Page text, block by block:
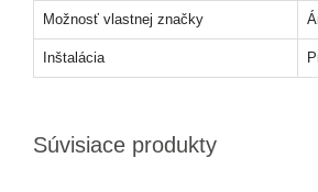
Možnosť vlastnej značky
Inštalácia
Súvisiace produkty